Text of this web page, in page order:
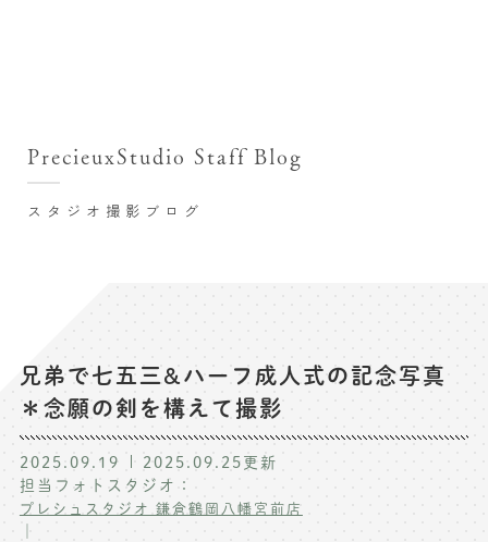
七五三お参り用着物レンタル
お宮参り写真撮影
ハーフバースデー撮影
卒業袴･卒業写真撮影
入園入学･卒園卒業記念撮影
ハーフ成人式･10歳の祝い記念撮影
家族写真･記念写真撮影
記念撮影コラム
よくある質問
写真商品一覧
スタジオ撮影ブログ
PrecieuxStudio Staff Blog
兄弟で七五三&ハーフ成人式の記念写真
＊念願の剣を構えて撮影
2025.09.19 2025.09.25更新
担当フォトスタジオ：
プレシュスタジオ 鎌倉鶴岡八幡宮前店
｜